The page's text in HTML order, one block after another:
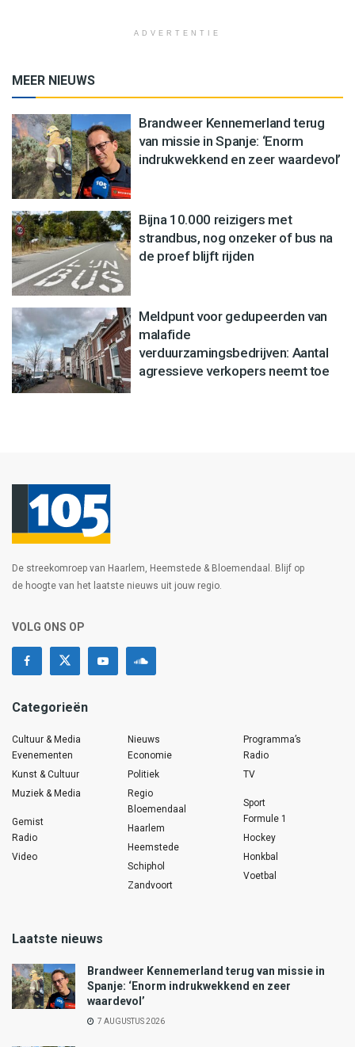
ADVERTENTIE
MEER NIEUWS
Brandweer Kennemerland terug
van missie in Spanje: ‘Enorm
indrukwekkend en zeer waardevol’
Bijna 10.000 reizigers met
strandbus, nog onzeker of bus na
de proef blijft rijden
Meldpunt voor gedupeerden van
malafide
verduurzamingsbedrijven: Aantal
agressieve verkopers neemt toe
De streekomroep van Haarlem, Heemstede & Bloemendaal. Blijf op
de hoogte van het laatste nieuws uit jouw regio.
VOLG ONS OP
Categorieën
Cultuur & Media
Evenementen
Kunst & Cultuur
Muziek & Media
Gemist
Radio
Video
Nieuws
Economie
Politiek
Regio
Bloemendaal
Haarlem
Heemstede
Schiphol
Zandvoort
Programma’s
Radio
TV
Sport
Formule 1
Hockey
Honkbal
Voetbal
Laatste nieuws
Brandweer Kennemerland terug van missie in
Spanje: ‘Enorm indrukwekkend en zeer
waardevol’
7 AUGUSTUS 2026